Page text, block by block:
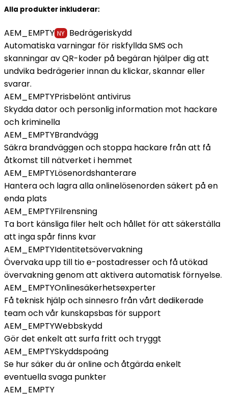
Alla produkter inkluderar:
AEM_EMPTY NY Bedrägeriskydd
Automatiska varningar för riskfyllda SMS och
skanningar av QR-koder på begäran hjälper dig att
undvika bedrägerier innan du klickar, skannar eller
svarar.
AEM_EMPTYPrisbelönt antivirus
Skydda dator och personlig information mot hackare
och kriminella
AEM_EMPTYBrandvägg
Säkra brandväggen och stoppa hackare från att få
åtkomst till nätverket i hemmet
AEM_EMPTYLösenordshanterare
Hantera och lagra alla onlinelösenorden säkert på en
enda plats
AEM_EMPTYFilrensning
Ta bort känsliga filer helt och hållet för att säkerställa
att inga spår finns kvar
AEM_EMPTYIdentitetsövervakning
Övervaka upp till tio e-postadresser och få utökad
övervakning genom att aktivera automatisk förnyelse.
AEM_EMPTYOnlinesäkerhetsexperter
Få teknisk hjälp och sinnesro från vårt dedikerade
team och vår kunskapsbas för support
AEM_EMPTYWebbskydd
Gör det enkelt att surfa fritt och tryggt
AEM_EMPTYSkyddspoäng
Se hur säker du är online och åtgärda enkelt
eventuella svaga punkter
AEM_EMPTY